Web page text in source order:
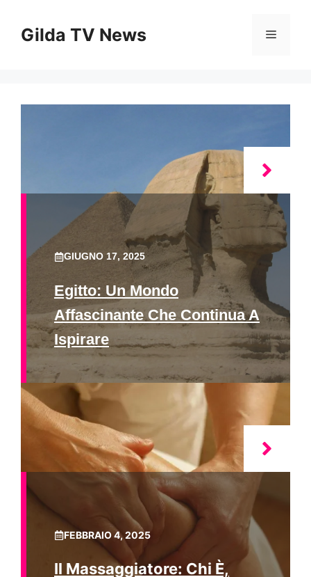
contenuto
Gilda TV News Menu
GIUGNO 17, 2025
Egitto: Un Mondo
Affascinante Che Continua A
Ispirare
FEBBRAIO 4, 2025
Il Massaggiatore: Chi È,